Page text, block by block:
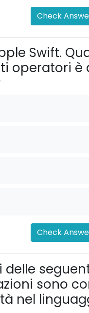
Check
Swift.
operatori è
Check
delle
sono
nel